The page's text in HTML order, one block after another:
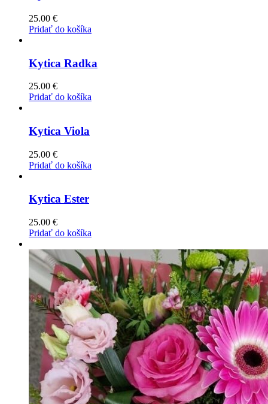
25.00 €
Pridať do košíka
Kytica Radka
25.00 €
Pridať do košíka
Kytica Viola
25.00 €
Pridať do košíka
Kytica Ester
25.00 €
Pridať do košíka